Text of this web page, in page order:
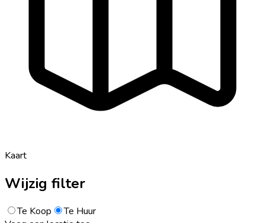
Kaart
Wijzig filter
Te Koop
Te Huur